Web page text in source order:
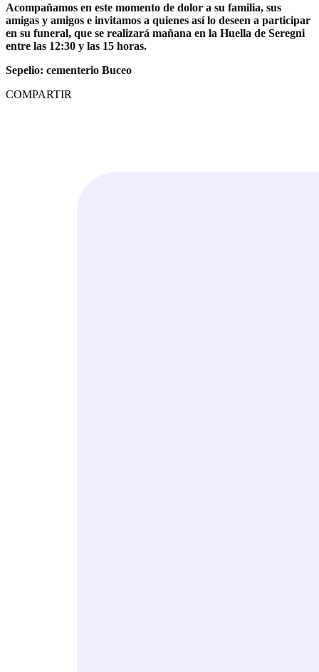
Acompañamos en este momento de dolor a su familia, sus
amigas y amigos e invitamos a quienes así lo deseen a participar
en su funeral, que se realizará mañana en la Huella de Seregni
entre las 12:30 y las 15 horas.
Sepelio: cementerio Buceo
COMPARTIR